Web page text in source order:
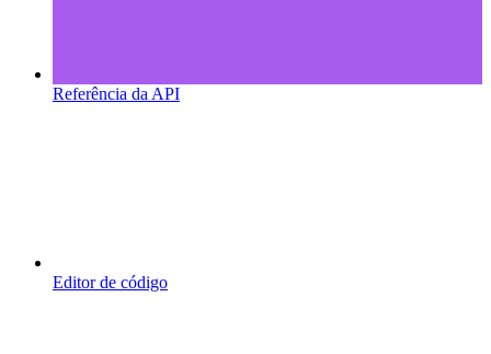
Referência da API
Editor de código